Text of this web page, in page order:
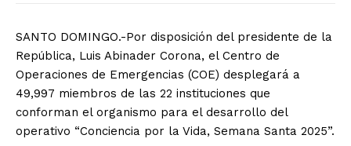
SANTO DOMINGO.-Por disposición del presidente de la
República, Luis Abinader Corona, el Centro de
Operaciones de Emergencias (COE) desplegará a
49,997 miembros de las 22 instituciones que
conforman el organismo para el desarrollo del
operativo “Conciencia por la Vida, Semana Santa 2025”.